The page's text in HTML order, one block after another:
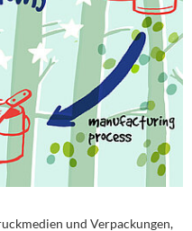
und Verpackungen,